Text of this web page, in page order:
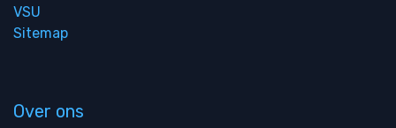
VSU
Sitemap
Over ons